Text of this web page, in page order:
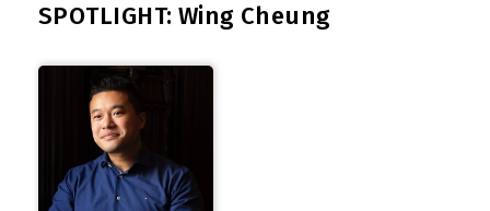
SPOTLIGHT: Wing Cheung